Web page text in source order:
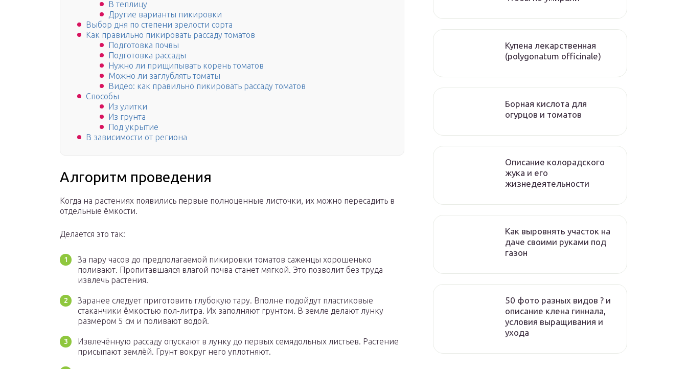
В теплицу
Другие варианты пикировки
Выбор дня по степени зрелости сорта
Как правильно пикировать рассаду томатов
Подготовка почвы
Подготовка рассады
Нужно ли прищипывать корень томатов
Можно ли заглублять томаты
Видео: как правильно пикировать рассаду томатов
Способы
Из улитки
Из грунта
Под укрытие
В зависимости от региона
Алгоритм проведения
Когда на растениях появились первые полноценные листочки, их можно пересадить в
отдельные ёмкости.
Делается это так:
За пару часов до предполагаемой пикировки томатов саженцы хорошенько
поливают. Пропитавшаяся влагой почва станет мягкой. Это позволит без труда
извлечь растения.
Заранее следует приготовить глубокую тару. Вполне подойдут пластиковые
стаканчики ёмкостью пол-литра. Их заполняют грунтом. В земле делают лунку
размером 5 см и поливают водой.
Извлечённую рассаду опускают в лунку до первых семядольных листьев. Растение
присыпают землёй. Грунт вокруг него уплотняют.
Купена лекарственная
(polygonatum officinale)
Борная кислота для
огурцов и томатов
Описание колорадского
жука и его
жизнедеятельности
Как выровнять участок на
даче своими руками под
газон
50 фото разных видов ? и
описание клена гиннала,
условия выращивания и
ухода